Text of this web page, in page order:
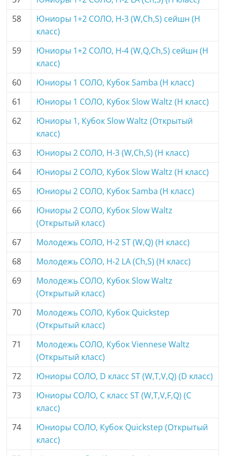
58
Юниоры 1+2 СОЛО, H-3 (W,Ch,S) сейшн (H
класс)
59
Юниоры 1+2 СОЛО, H-4 (W,Q,Ch,S) сейшн (H
класс)
60
Юниоры 1 СОЛО, Кубок Samba (H класс)
61
Юниоры 1 СОЛО, Кубок Slow Waltz (H класс)
62
Юниоры 1, Кубок Slow Waltz (Открытый
класс)
63
Юниоры 2 СОЛО, H-3 (W,Ch,S) (H класс)
64
Юниоры 2 СОЛО, Кубок Slow Waltz (H класс)
65
Юниоры 2 СОЛО, Кубок Samba (H класс)
66
Юниоры 2 СОЛО, Кубок Slow Waltz
(Открытый класс)
67
Молодежь СОЛО, H-2 ST (W,Q) (H класс)
68
Молодежь СОЛО, H-2 LA (Ch,S) (H класс)
69
Молодежь СОЛО, Кубок Slow Waltz
(Открытый класс)
70
Молодежь СОЛО, Кубок Quickstep
(Открытый класс)
71
Молодежь СОЛО, Кубок Viennese Waltz
(Открытый класс)
72
Юниоры СОЛО, D класс ST (W,T,V,Q) (D класс)
73
Юниоры СОЛО, C класс ST (W,T,V,F,Q) (C
класс)
74
Юниоры СОЛО, Кубок Quickstep (Открытый
класс)